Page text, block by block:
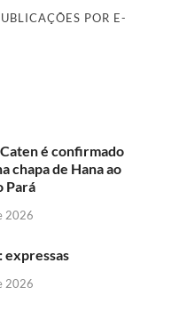
POR E-
é confirmado
chapa de Hana ao
Pará
2026
expressas
2026